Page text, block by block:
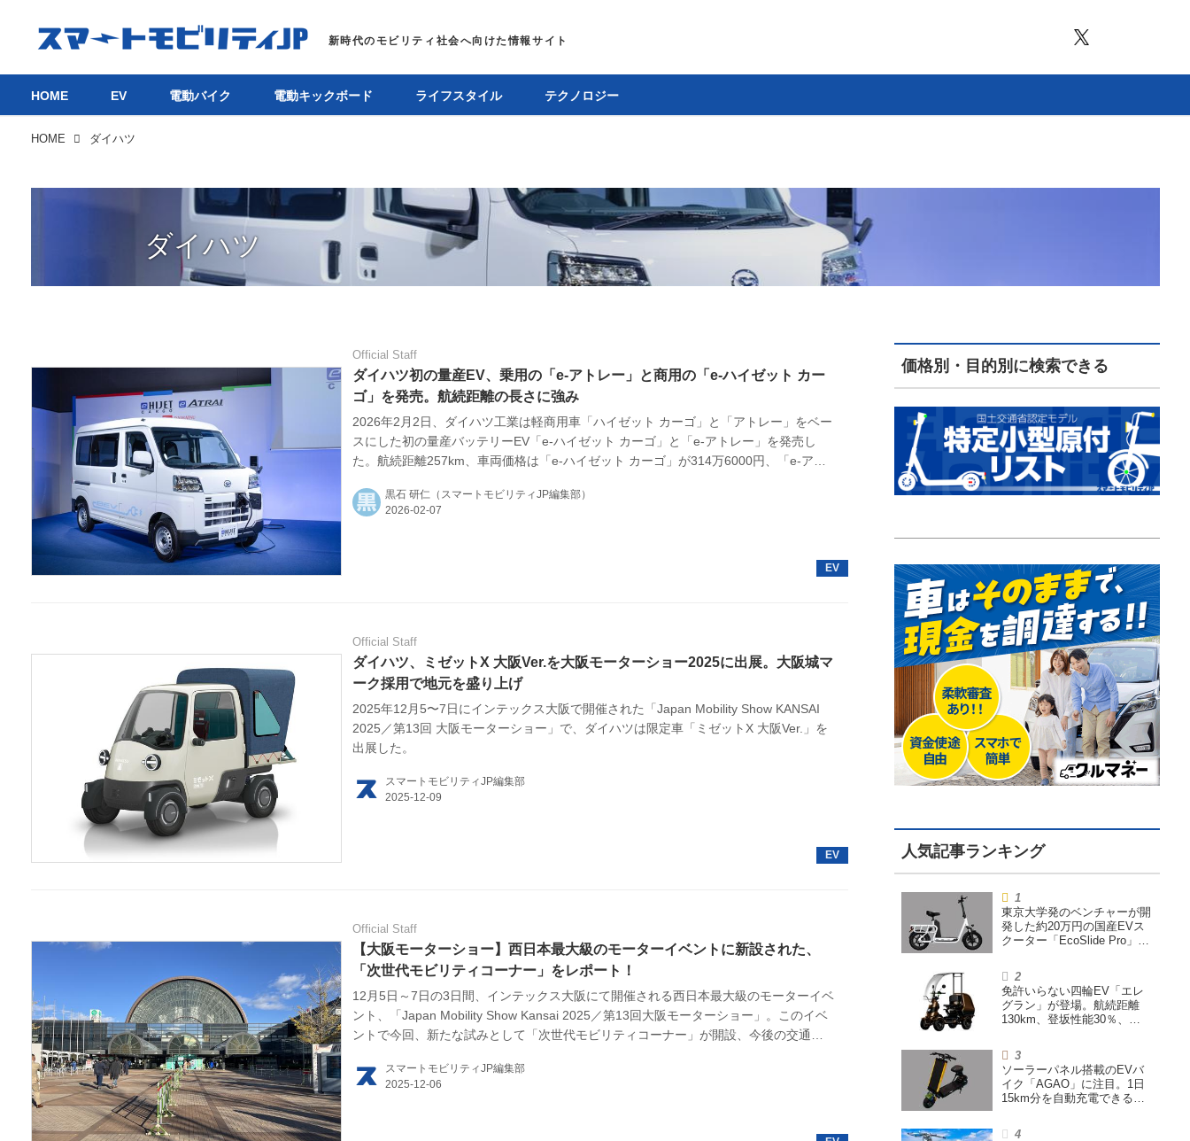
HOME
EV
テクノロジー
このメディアについて
運営会社
利用規約
お問い合せ
広告掲載について
HOME EV 電動バイク 電動キックボード ライフスタイル テクノロジー
HOME ダイハツ
ダイハツ
Official Staff
ダイハツ初の量産EV、乗用の「e-アトレー」と商用の「e-ハイゼット カー
ゴ」を発売。航続距離の長さに強み
2026年2月2日、ダイハツ工業は軽商用車「ハイゼット カーゴ」と「アトレー」をベー
スにした初の量産バッテリーEV「e-ハイゼット カーゴ」と「e-アトレー」を発売し
た。航続距離257km、車両価格は「e-ハイゼット カーゴ」が314万6000円、「e-アト
黒石 研仁（スマートモビリティJP編集部）
Official Staff
ダイハツ、ミゼットX 大阪Ver.を大阪モーターショー2025に出展。大阪城マ
ーク採用で地元を盛り上げ
2025年12月5〜7日にインテックス大阪で開催された「Japan Mobility Show KANSAI
2025／第13回 大阪モーターショー」で、ダイハツは限定車「ミゼットX 大阪Ver.」を
出展した。
スマートモビリティJP編集部
Official Staff
【大阪モーターショー】西日本最大級のモーターイベントに新設された、
「次世代モビリティコーナー」をレポート！
12月5日～7日の3日間、インテックス大阪にて開催される西日本最大級のモーターイベ
ント、「Japan Mobility Show Kansai 2025／第13回大阪モーターショー」。このイベ
ントで今回、新たな試みとして「次世代モビリティコーナー」が開設、今後の交通社
モビリティコーナー」に出展している主な出展社と、試乗コーナーの様子を簡単なが
スマートモビリティJP編集部
価格別・目的別に検索できる
東京大学発のベンチャーが開
発した約20万円の国産EVス
クーター「EcoSlide Pro」が
免許いらない四輪EV「エレ
グラン」が登場。航続距離
130km、登坂性能30％、
備えた特定小型原付
ソーラーパネル搭載のEVバ
イク「AGAO」に注目。1日
15km分を自動充電できる